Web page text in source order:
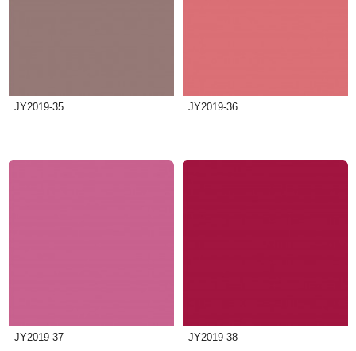
JY2019-35 JY2019-36
JY2019-37 JY2019-38